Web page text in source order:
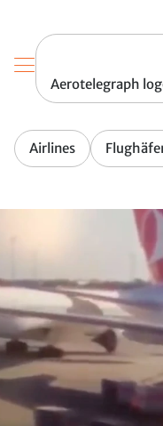
Aerotelegraph
Airlines